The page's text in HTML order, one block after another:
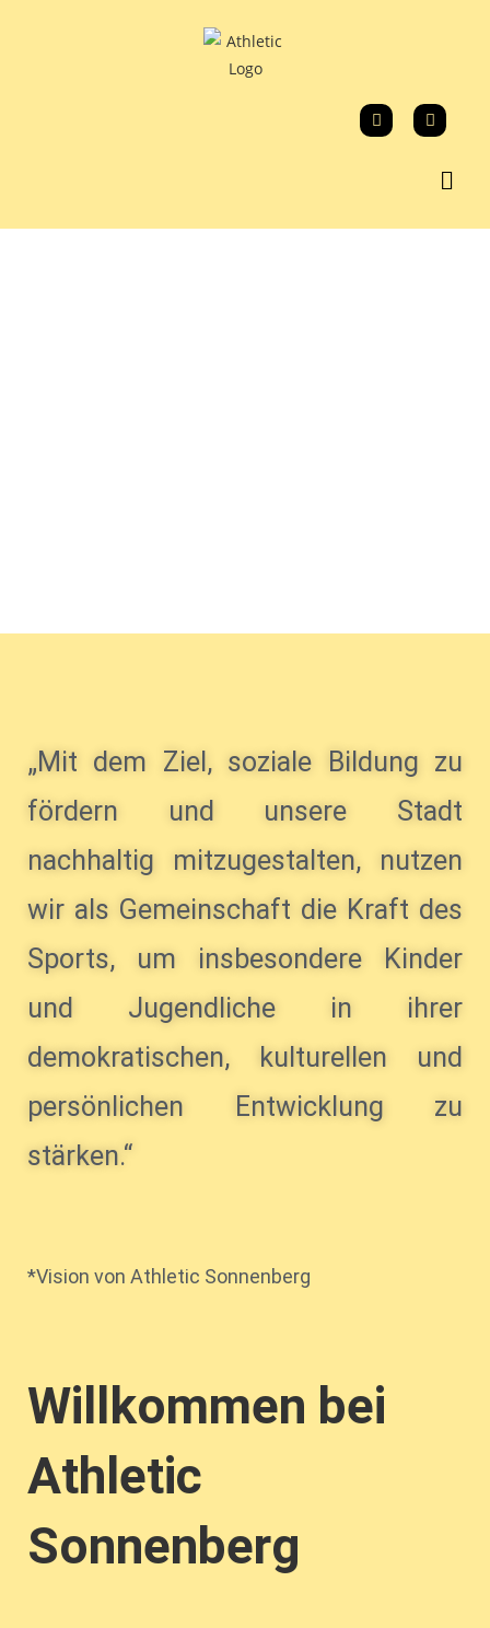
„Mit dem Ziel, soziale Bildung zu
fördern und unsere Stadt
nachhaltig mitzugestalten, nutzen
wir als Gemeinschaft die Kraft des
Sports, um insbesondere Kinder
und Jugendliche in ihrer
demokratischen, kulturellen und
persönlichen Entwicklung zu
stärken.“
*Vision von Athletic Sonnenberg
Willkommen bei
Athletic
Sonnenberg